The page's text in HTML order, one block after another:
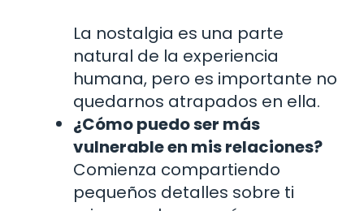
La nostalgia es una parte
natural de la experiencia
humana, pero es importante no
quedarnos atrapados en ella.
¿Cómo puedo ser más
vulnerable en mis relaciones?
Comienza compartiendo
pequeños detalles sobre ti